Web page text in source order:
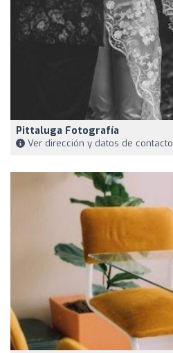
Pittaluga Fotografía
Ver dirección y datos de contacto